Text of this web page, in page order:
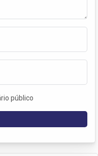
público